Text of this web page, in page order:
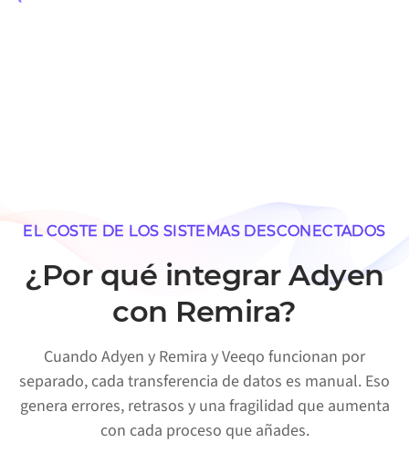
EL COSTE DE LOS SISTEMAS DESCONECTADOS
¿Por qué integrar Adyen
con Remira?
Cuando Adyen y Remira y Veeqo funcionan por
separado, cada transferencia de datos es manual. Eso
genera errores, retrasos y una fragilidad que aumenta
con cada proceso que añades.